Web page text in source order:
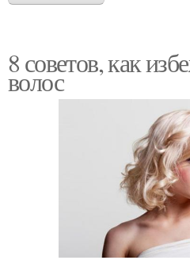
8 советов, как
волос